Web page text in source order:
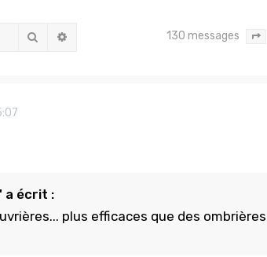
RechercherRecherche avancée130 messages
a écrit :
plus efficaces que des